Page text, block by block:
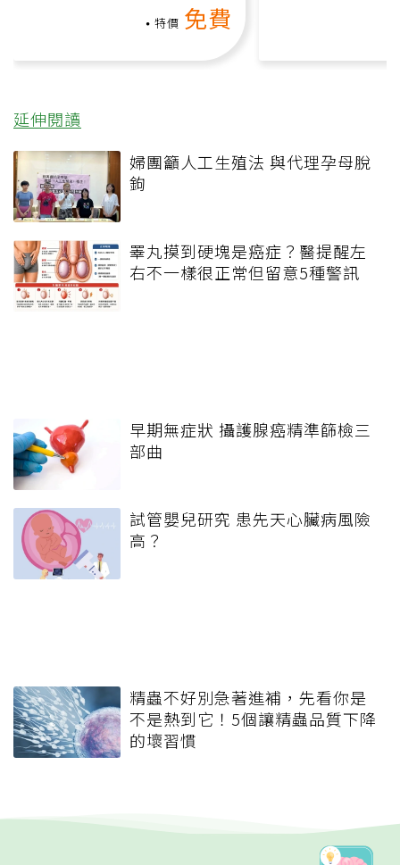
特價 免費
延伸閱讀
婦團籲人工生殖法 與代理孕母脫
鉤
睪丸摸到硬塊是癌症？醫提醒左
右不一樣很正常但留意5種警訊
早期無症狀 攝護腺癌精準篩檢三
部曲
試管嬰兒研究 患先天心臟病風險
高？
精蟲不好別急著進補，先看你是
不是熱到它！5個讓精蟲品質下降
的壞習慣